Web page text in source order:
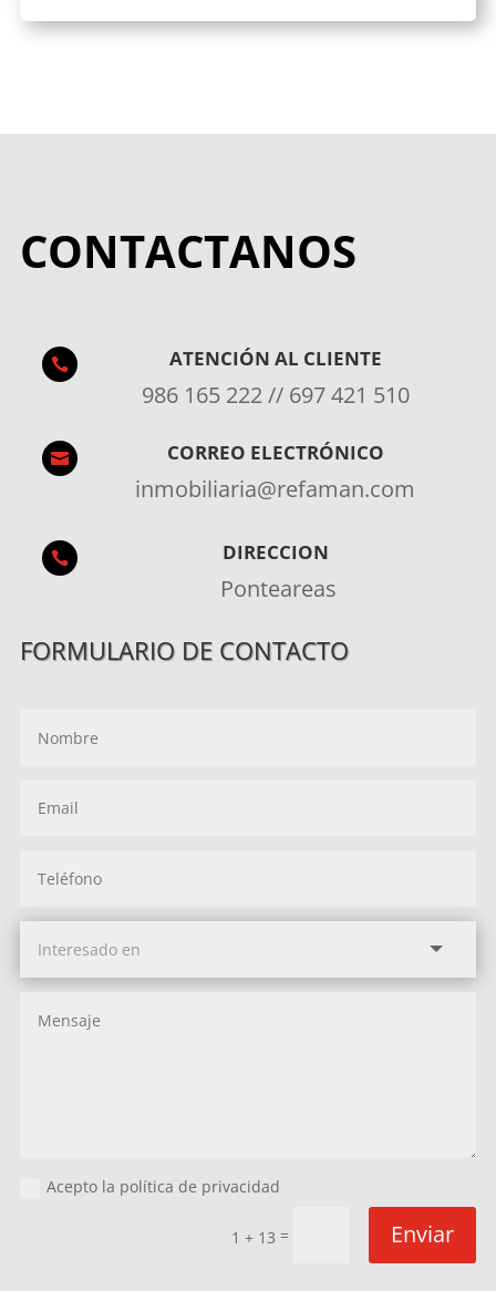
CONTACTANOS
 ATENCIÓN AL CLIENTE
986 165 222 // 697 421 510
 CORREO ELECTRÓNICO
inmobiliaria@refaman.com
 DIRECCION
Ponteareas
FORMULARIO DE CONTACTO
Acepto la política de privacidad
1 + 13 = Enviar